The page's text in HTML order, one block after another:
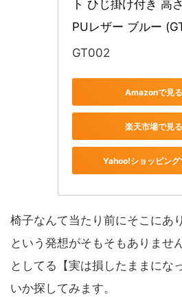
ト ひじ掛け付き 高
PUレザー ブルー
GT002
Amazonで見る
楽天市場で見る
Yahoo!ショッピング
椅子なんて当たり前にそこにあ
という発想がそもそもありませ
としてる【実は損したままにな
いか探してみます。